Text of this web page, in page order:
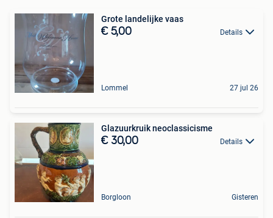
Grote landelijke vaas
€ 5,00 Details
Lommel 27 jul 26
Glazuurkruik neoclassicisme
€ 30,00 Details
Borgloon Gisteren